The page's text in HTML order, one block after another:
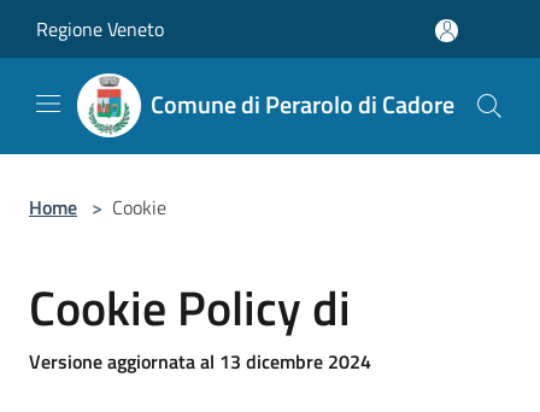
Regione Veneto
Comune di Perarolo di Cadore
Home > Cookie
Cookie Policy di
Versione aggiornata al 13 dicembre 2024